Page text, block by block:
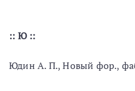
:: Ю ::
Юдин A. П., Новый фор.,